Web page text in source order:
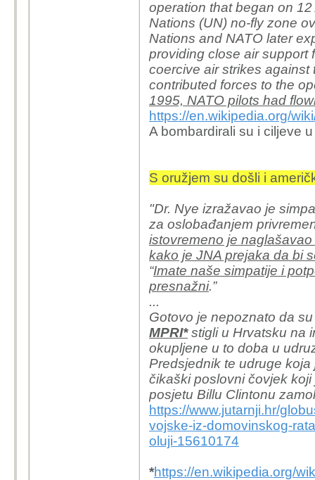
operation that began on
Nations (UN) no-fly zone
Nations and NATO later
providing close air support
coercive air strikes against
contributed forces to the
1995, NATO pilots had
https://en.wikipedia.org/
A bombardirali su i ciljeve
S oružjem su došli i
"Dr. Nye izražavao je
za oslobađanjem
istovremeno je
kako je JNA prejaka da bi
“Imate naše simpatije i
presnažni.”
...
Gotovo je nepoznato da
MPRI*stigli u Hrvatsku na
okupljene u to doba u
Predsjednik te udruge
čikaški poslovni čovjek
posjetu Billu Clintonu
https://www.jutarnji.hr/
vojske-iz-domovinskog-
oluji-15610174
*https://en.wikipedia.org/